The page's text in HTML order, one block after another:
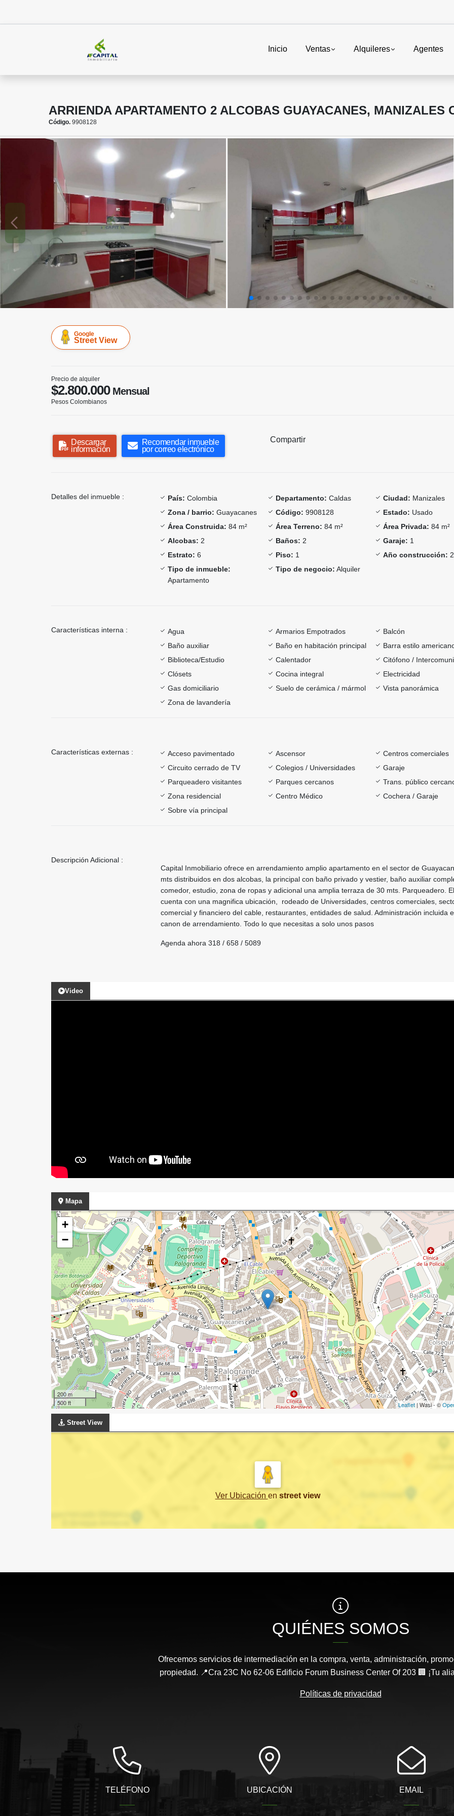
Inicio Ventas Alquileres Agentes
ARRIENDA APARTAMENTO 2 ALCOBAS GUAYACANES, MANIZALES
Código. 9908128
Google
Street View
Precio de alquiler
$2.800.000Mensual
Pesos Colombianos
Descargar
información
Recomendar inmueble
por correo electrónico
Compartir
Detalles del inmueble : País: Colombia Departamento: Caldas Ciudad: Manizales
Zona / barrio: Guayacanes Código: 9908128 Estado: Usado
Área Construida: 84 m² Área Terreno: 84 m² Área Privada: 84 m²
Alcobas: 2 Baños: 2 Garaje: 1
Estrato: 6 Piso: 1 Año construcción:
Tipo de inmueble:
Apartamento
Tipo de negocio: Alquiler
Características interna : Agua Armarios Empotrados
Balcón
Baño auxiliar
Baño en habitación principal
Barra estilo
Biblioteca/Estudio
Calentador
Citófono /
Clósets
Cocina integral
Electricidad
Gas domiciliario
Suelo de cerámica / mármol
Vista panorámica
Zona de lavandería
Características externas : Acceso pavimentado Ascensor
Centros comerciales
Circuito cerrado de TV
Colegios / Universidades
Garaje
Parqueadero visitantes
Parques cercanos
Trans. público
Zona residencial
Centro Médico
Cochera / Garaje
Sobre vía principal
Descripción Adicional :
Capital Inmobiliario ofrece en arrendamiento amplio apartamento en el sector de
mts distribuidos en dos alcobas, la principal con baño privado y vestier, baño auxiliar
comedor, estudio, zona de ropas y adicional una amplia terraza de 30 mts. Parqueadero.
cuenta con una magnifica ubicación, rodeado de Universidades, centros comerciales,
comercial y financiero del cable, restaurantes, entidades de salud. Administración incluida
canon de arrendamiento. Todo lo que necesitas a solo unos pasos
Agenda ahora 318 / 658 / 5089
Video
Mapa
+
−
200 m
500 ft
Leaflet | Wasi - ©
Street View
Ver Ubicación en street view
QUIÉNES SOMOS
Ofrecemos servicios de intermediación en la compra, venta, administración,
propiedad. 📍Cra 23C No 62-06 Edificio Forum Business Center Of 203 🏢 ¡Tu
Políticas de privacidad
TELÉFONO UBICACIÓN EMAIL